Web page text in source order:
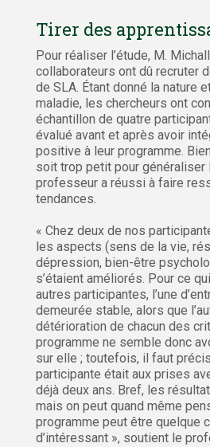
Tirer des
Pour réaliser l’étude, M.
collaborateurs ont dû recruter
de SLA. Étant donné la nature
maladie, les chercheurs ont
échantillon de quatre
évalué avant et après avoir
positive à leur programme.
soit trop petit pour généraliser
professeur a réussi à faire
tendances.
« Chez deux de nos
les aspects (sens de la vie,
dépression, bien-être
s’étaient améliorés. Pour ce
autres participantes, l’une
demeurée stable, alors que
détérioration de chacun des
programme ne semble donc
sur elle ; toutefois, il faut
participante était aux prises
déjà deux ans. Bref, les
mais on peut quand même
programme peut être quelque
d’intéressant », soutient le